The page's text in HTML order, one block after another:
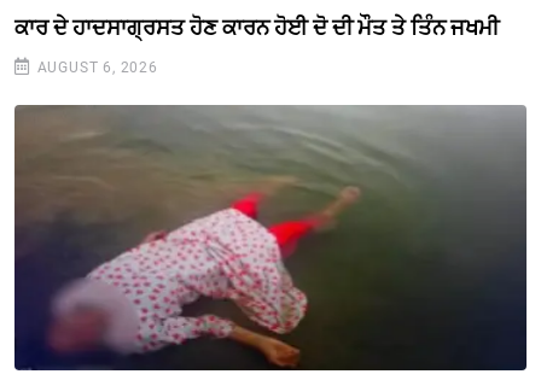
ਕਾਰ ਦੇ ਹਾਦਸਾਗ੍ਰਸਤ ਹੋਣ ਕਾਰਨ ਹੋਈ ਦੋ ਦੀ ਮੌਤ ਤੇ ਤਿੰਨ ਜਖਮੀ
AUGUST 6, 2026